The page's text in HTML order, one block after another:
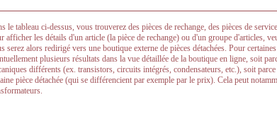
le tableau ci-dessus, vous trouverez des pièces de rechange, des pièces de
afficher les détails d'un article (la pièce de rechange) ou d'un groupe d'articles,
serez alors redirigé vers une boutique externe de pièces détachées. Pour
plusieurs résultats dans la vue détaillée de la boutique en ligne, soit
différents (ex. transistors, circuits intégrés, condensateurs, etc.), soit
pièce détachée (qui se différencient par exemple par le prix). Cela peut